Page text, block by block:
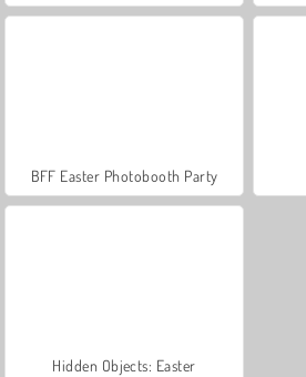
BFF Easter Photobooth Party
Hidden Objects: Easter